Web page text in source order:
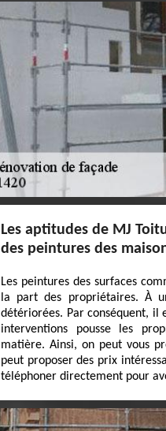
Les aptitudes de MJ
des peintures des
Les peintures des surfaces
la part des propriétaires. À
détériorées. Par conséquent,
interventions pousse les
matière. Ainsi, on peut vous
peut proposer des prix
téléphoner directement pour